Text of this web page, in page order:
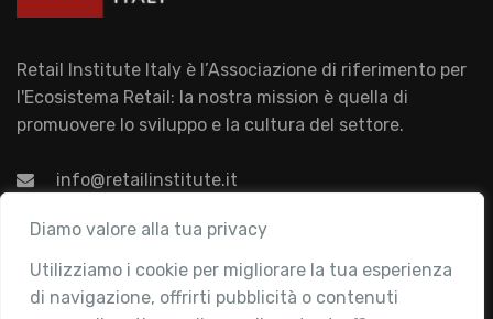
Diamo valore alla tua privacy
Utilizziamo i cookie per migliorare la tua esperienza
di navigazione, offrirti pubblicità o contenuti
Retail Institute Italy è l’Associazione di riferimento per
l'Ecosistema Retail: la nostra mission è quella di
promuovere lo sviluppo e la cultura del settore.
info@retailinstitute.it
Associazione
Chi siamo
Attività